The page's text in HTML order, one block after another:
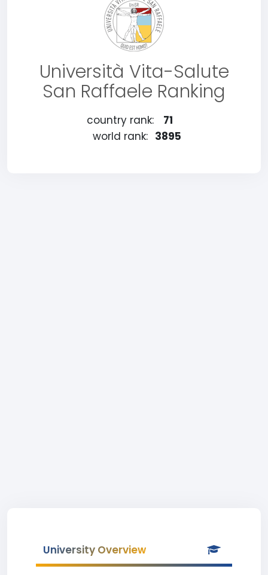
Università Vita-Salute
San Raffaele Ranking
country rank:
71
world rank: 3895
University Overview